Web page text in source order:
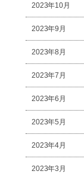
2023年10月
2023年9月
2023年8月
2023年7月
2023年6月
2023年5月
2023年4月
2023年3月